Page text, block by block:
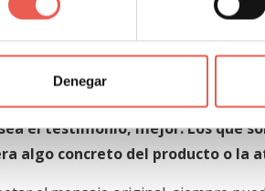
Denegar
testimonios en la
información como el nombre
el testimonio, mejor.Los que
algo concreto del producto o la